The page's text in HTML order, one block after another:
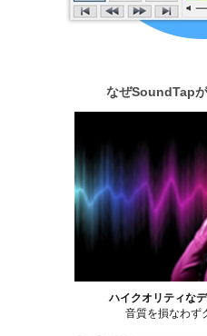
なぜSoundTap
ハイクオリティな
音質を損なわず